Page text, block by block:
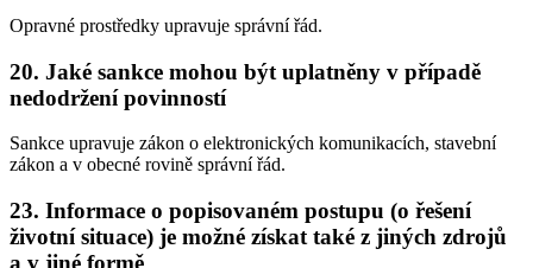
Opravné prostředky upravuje správní řád.
20. Jaké sankce mohou být uplatněny v případě
nedodržení povinností
Sankce upravuje zákon o elektronických komunikacích, stavební
zákon a v obecné rovině správní řád.
23. Informace o popisovaném postupu (o řešení
životní situace) je možné získat také z jiných zdrojů
a v jiné formě